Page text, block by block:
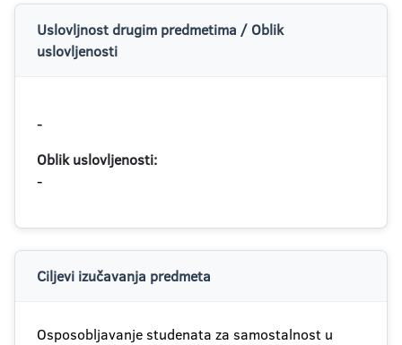
Uslovljnost drugim predmetima / Oblik
uslovljenosti
-
Oblik uslovljenosti:
-
Ciljevi izučavanja predmeta
Osposobljavanje studenata za samostalnost u